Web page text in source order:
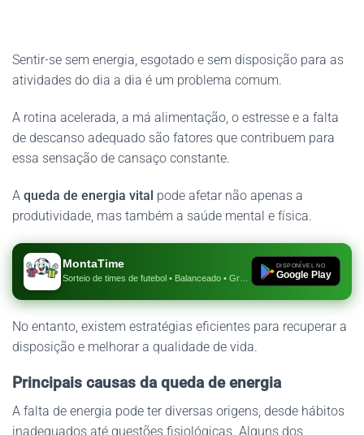
Sentir-se sem energia, esgotado e sem disposição para as
atividades do dia a dia é um problema comum.
A rotina acelerada, a má alimentação, o estresse e a falta
de descanso adequado são fatores que contribuem para
essa sensação de cansaço constante.
A queda de energia vital pode afetar não apenas a
produtividade, mas também a saúde mental e física.
MontaTime DISPONÍVEL NO
Google Play
No entanto, existem estratégias eficientes para recuperar a
disposição e melhorar a qualidade de vida.
Principais causas da queda de energia
A falta de energia pode ter diversas origens, desde hábitos
inadequados até questões fisiológicas. Alguns dos